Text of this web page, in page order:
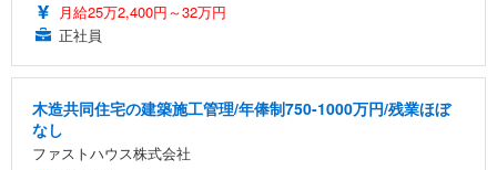
月給25万2,400円～32万円
正社員
木造共同住宅の建築施工管理/年俸制750-1000万円/残業ほぼ
なし
ファストハウス株式会社